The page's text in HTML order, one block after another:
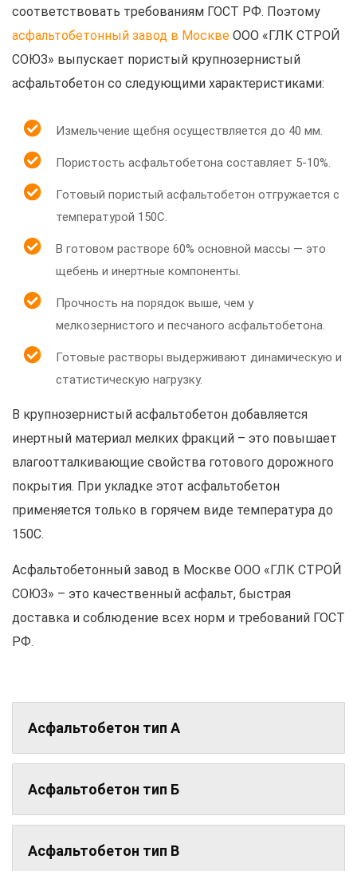
соответствовать требованиям ГОСТ РФ. Поэтому
асфальтобетонный завод в Москве ООО «ГЛК СТРОЙ
СОЮЗ» выпускает пористый крупнозернистый
асфальтобетон со следующими характеристиками:
Измельчение щебня осуществляется до 40 мм.
Пористость асфальтобетона составляет 5-10%.
Готовый пористый асфальтобетон отгружается с
температурой 150С.
В готовом растворе 60% основной массы — это
щебень и инертные компоненты.
Прочность на порядок выше, чем у
мелкозернистого и песчаного асфальтобетона.
Готовые растворы выдерживают динамическую и
статистическую нагрузку.
В крупнозернистый асфальтобетон добавляется
инертный материал мелких фракций – это повышает
влагоотталкивающие свойства готового дорожного
покрытия. При укладке этот асфальтобетон
применяется только в горячем виде температура до
150С.
Асфальтобетонный завод в Москве ООО «ГЛК СТРОЙ
СОЮЗ» – это качественный асфальт, быстрая
доставка и соблюдение всех норм и требований ГОСТ
РФ.
Асфальтобетон тип А
Асфальтобетон тип Б
Асфальтобетон тип В